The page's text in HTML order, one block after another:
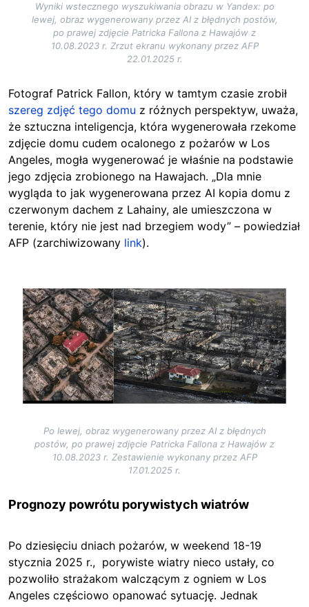
Wyniki wstecznego wyszukiwania obrazu w Yandex: po
lewej, obraz wygenerowany przez AI z błędnych postów,
po prawej zdjęcie Patricka Fallona z Hawajów z
10.08.2023 r. Zrzut ekranu wykonany przez AFP
22.01.2025 r.
Fotograf Patrick Fallon, który w tamtym czasie zrobił
szereg zdjęć tego domu z różnych perspektyw, uważa,
że sztuczna inteligencja, która wygenerowała rzekome
zdjęcie domu cudem ocalonego z pożarów w Los
Angeles, mogła wygenerować je właśnie na podstawie
jego zdjęcia zrobionego na Hawajach. „Dla mnie
wygląda to jak wygenerowana przez AI kopia domu z
czerwonym dachem z Lahainy, ale umieszczona w
terenie, który nie jest nad brzegiem wody” – powiedział
AFP (zarchiwizowany link).
Image
Po lewej, obraz wygenerowany przez AI z błędnych
postów, po prawej zdjęcie Patricka Fallona z Hawajów z
10.08.2023 r. Zestawienie wykonany przez AFP
17.01.2025 r.
Prognozy powrótu porywistych wiatrów
Po dziesięciu dniach pożarów, w weekend 18-19
stycznia 2025 r., porywiste wiatry nieco ustały, co
pozwoliło strażakom walczącym z ogniem w Los
Angeles częściowo opanować sytuację. Jednak